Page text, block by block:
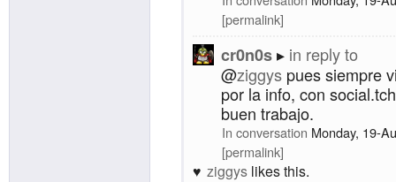
permalink
cr0n0s
in reply to
@ziggys pues siempre
por la info, con
buen trabajo.
In conversation Monday, 19-
permalink
ziggys likes this.